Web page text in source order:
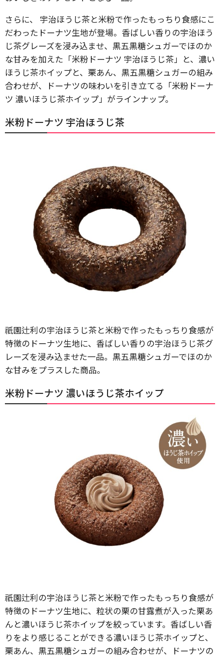
さらに、 宇治ほうじ茶と米粉で作ったもっちり食感にこ
だわったドーナツ生地が登場。香ばしい香りの宇治ほう
じ茶グレーズを浸み込ませ、黒五黒糖シュガーでほのか
な甘みを加えた「米粉ドーナツ 宇治ほうじ茶」と、濃い
ほうじ茶ホイップと、栗あん、黒五黒糖シュガーの組み
合わせが、ドーナツの味わいを引き立てる「米粉ドーナ
ツ 濃いほうじ茶ホイップ」がラインナップ。
米粉ドーナツ 宇治ほうじ茶
祇園辻利の宇治ほうじ茶と米粉で作ったもっちり食感が
特徴のドーナツ生地に、香ばしい香りの宇治ほうじ茶グ
レーズを浸み込ませた一品。黒五黒糖シュガーでほのか
な甘みをプラスした商品。
​米粉ドーナツ 濃いほうじ茶ホイップ
祇園辻利の宇治ほうじ茶と米粉で作ったもっちり食感が
特徴のドーナツ生地に、粒状の栗の甘露煮が入った栗あ
んと濃いほうじ茶ホイップを絞っています。香ばしい香
りをより感じることができる濃いほうじ茶ホイップと、
栗あん、黒五黒糖シュガーの組み合わせが、ドーナツの